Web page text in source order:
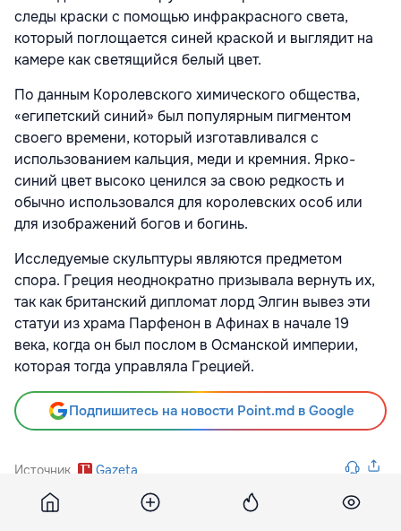
следы краски с помощью инфракрасного света,
который поглощается синей краской и выглядит на
камере как светящийся белый цвет.
По данным Королевского химического общества,
«египетский синий» был популярным пигментом
своего времени, который изготавливался с
использованием кальция, меди и кремния. Ярко-
синий цвет высоко ценился за свою редкость и
обычно использовался для королевских особ или
для изображений богов и богинь.
Исследуемые скульптуры являются предметом
спора. Греция неоднократно призывала вернуть их,
так как британский дипломат лорд Элгин вывез эти
статуи из храма Парфенон в Афинах в начале 19
века, когда он был послом в Османской империи,
которая тогда управляла Грецией.
Подпишитесь на новости Point.md в Google
Источник Gazeta